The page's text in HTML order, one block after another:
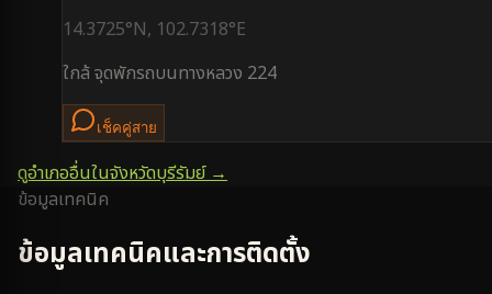
14.3725°N, 102.7318°E
ใกล้จุดพักรถบนทางหลวง 224
เช็คคู่สาย
ดูอำเภออื่นในจังหวัดบุรีรัมย์→
ข้อมูลเทคนิค
ข้อมูลเทคนิคและการติดตั้ง